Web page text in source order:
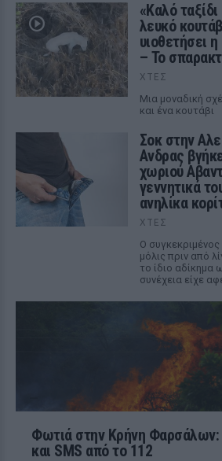
«Καλό
λευκό
υιοθετήσει
– Το
ΧΤΕΣ
Μια μοναδική
και ένα κουτάβι
Σοκ στην
Ανδρας
χωριού
γεννητικά
ανηλίκα
ΧΤΕΣ
Ο
μόλις πριν από
το ίδιο αδίκημα
συνέχεια είχε
Φωτιά στην Κρήνη Φαρσάλων:
και SMS από το 112